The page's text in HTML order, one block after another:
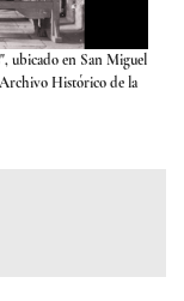
ubicado en San Miguel
Histórico de la